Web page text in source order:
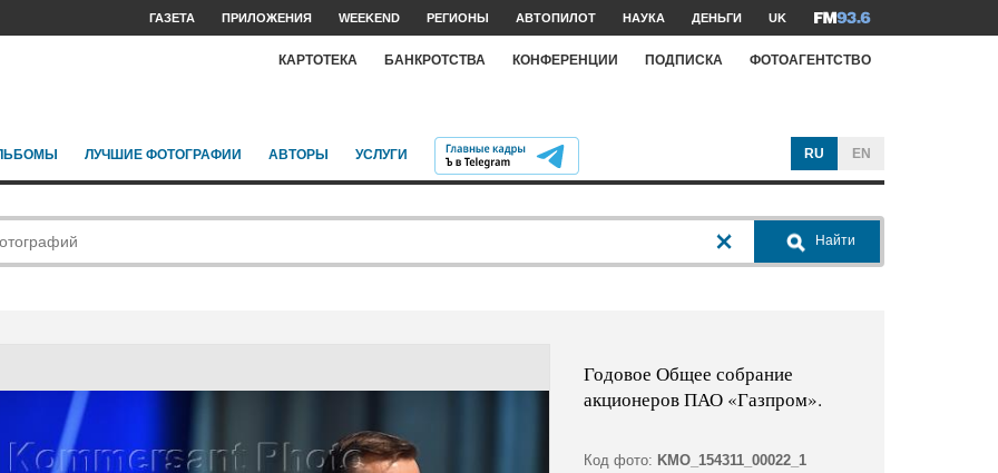
ГАЗЕТА ПРИЛОЖЕНИЯ WEEKEND РЕГИОНЫ АВТОПИЛОТ НАУКА ДЕНЬГИ UK
КАРТОТЕКА БАНКРОТСТВА КОНФЕРЕНЦИИ ПОДПИСКА ФОТОАГЕНТСТВО
ЛУЧШИЕ ФОТОГРАФИИ АВТОРЫ УСЛУГИ RU EN
Найти
Годовое Общее собрание
акционеров ПАО «Газпром».
Код фото: KMO_154311_00022_1